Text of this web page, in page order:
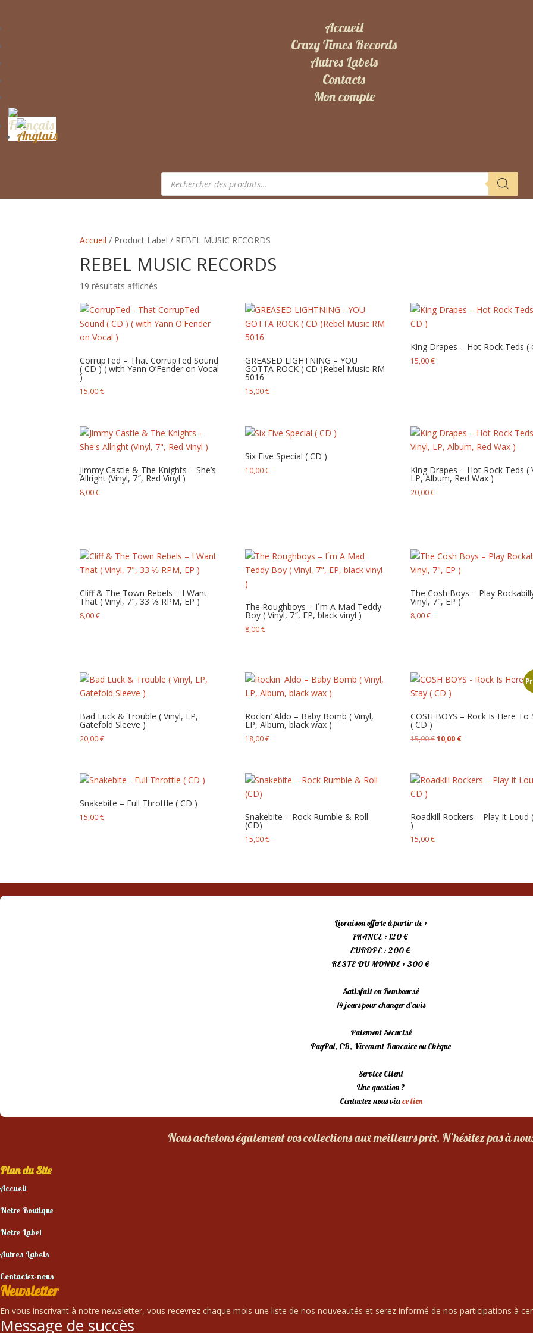
Accueil
Crazy Times Records
Autres Labels
Contacts
Mon compte
Recherche
produits
Accueil / Product Label / REBEL MUSIC RECORDS
REBEL MUSIC RECORDS
19 résultats affichés
plus
récent
ancien
CorrupTed – That CorrupTed Sound
( CD ) ( with Yann O’Fender on Vocal
)
15,00€
GREASED LIGHTNING – YOU
GOTTA ROCK ( CD )Rebel Music RM
5016
15,00€
King Drapes – Hot Rock Teds (
15,00€
Jimmy Castle & The Knights – She’s
Allright (Vinyl, 7″, Red Vinyl )
8,00€
Six Five Special ( CD )
10,00€ King Drapes – Hot Rock Teds (
LP, Album, Red Wax )
20,00€
Cliff & The Town Rebels – I Want
That ( Vinyl, 7″, 33 ⅓ RPM, EP )
8,00€
The Roughboys – I´m A Mad Teddy
Boy ( Vinyl, 7″, EP, black vinyl )
8,00€
The Cosh Boys – Play
Vinyl, 7″, EP )
8,00€
Bad Luck & Trouble ( Vinyl, LP,
Gatefold Sleeve )
20,00€
Rockin’ Aldo – Baby Bomb ( Vinyl,
LP, Album, black wax )
18,00€
COSH BOYS – Rock Is Here To
( CD )
15,00€Le
15,00 €.
10,00 €Le
10,00 €.
Snakebite – Full Throttle ( CD )
15,00€ Snakebite ‎– Rock Rumble & Roll
(CD)
15,00€
Roadkill Rockers – Play It Loud
)
15,00€
Livraison offerte à partir de :
FRANCE : 120 €
EUROPE : 200 €
RESTE DU MONDE : 300 €
Satisfait ou Remboursé
14 jours pour changer d’avis
Paiement Sécurisé
PayPal, CB, Virement Bancaire ou Chèque
Service Client
Une question ?
Contactez-nous viace lien
Nous achetons également vos collections aux meilleurs prix. N’hésitez pas à
Plan du Site
Accueil
Notre Boutique
Notre Label
Autres Labels
Contactez-nous
Newsletter
En vous inscrivant à notre newsletter, vous recevrez chaque mois une liste de nos nouveautés et serez informé de nos participations à
Message de succès